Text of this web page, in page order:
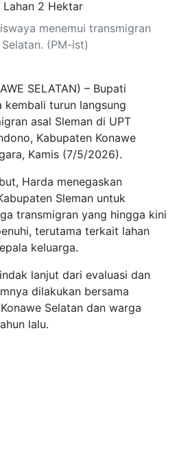
menemui transmigran
(PM-ist)
SELATAN) – Bupati
kembali turun langsung
asal Sleman di UPT
Kabupaten Konawe
Kamis (7/5/2026).
Harda menegaskan
Sleman untuk
transmigran yang hingga kini
terutama terkait lahan
keluarga.
lanjut dari evaluasi dan
dilakukan bersama
Selatan dan warga
lalu.